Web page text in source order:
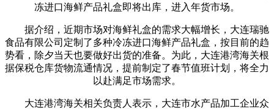
冻进口海鲜产品礼盒即将出库，进入年货市场。
据介绍，近期市场对海鲜礼盒的需求大幅增长，大连瑞驰
食品有限公司定制了多种冷冻进口海鲜产品礼盒，按目前的趋
势看，除夕当天也要做好出货的准备。为此，大连港湾海关根
据保税仓库货物流通情况，提前制定了春节值班计划，将全力
以赴满足市场需求。
大连港湾海关相关负责人表示，大连市水产品加工企业众